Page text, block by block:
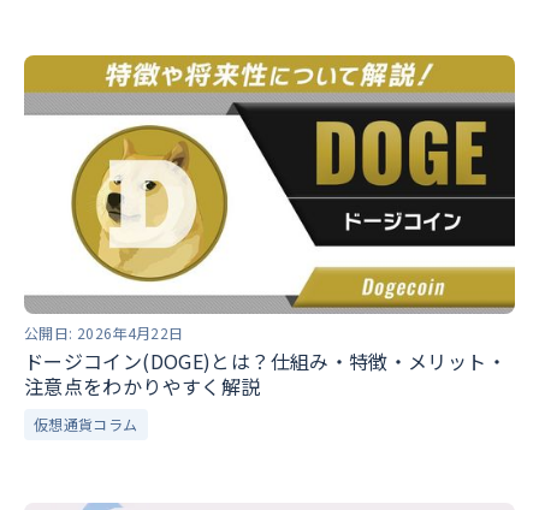
公開日: 2026年4月22日
ドージコイン(DOGE)とは？仕組み・特徴・メリット・
注意点をわかりやすく解説
仮想通貨コラム